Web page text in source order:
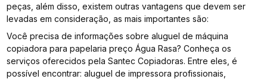
peças, além disso, existem outras vantagens que devem ser
levadas em consideração, as mais importantes são:
Você precisa de informações sobre aluguel de máquina
copiadora para papelaria preço Água Rasa? Conheça os
serviços oferecidos pela Santec Copiadoras. Entre eles, é
possível encontrar: aluguel de impressora profissionais,